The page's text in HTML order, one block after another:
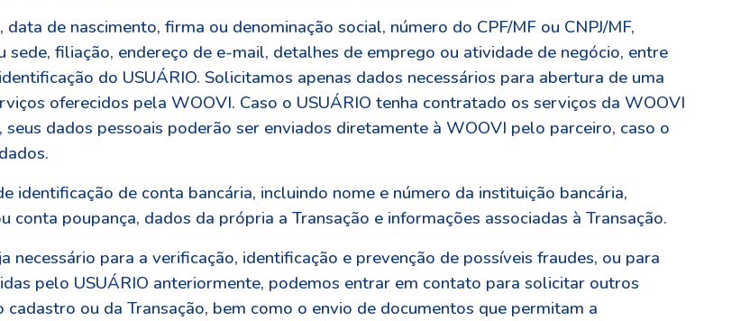
de nascimento, firma ou denominação social, número do CPF/MF ou CNPJ/MF,
sede, filiação, endereço de e-mail, detalhes de emprego ou atividade de negócio, entre
do USUÁRIO. Solicitamos apenas dados necessários para abertura de uma
oferecidos pela WOOVI. Caso o USUÁRIO tenha contratado os serviços da WOOVI
dados pessoais poderão ser enviados diretamente à WOOVI pelo parceiro, caso o
identificação de conta bancária, incluindo nome e número da instituição bancária,
poupança, dados da própria a Transação e informações associadas à Transação.
necessário para a verificação, identificação e prevenção de possíveis fraudes, ou para
pelo USUÁRIO anteriormente, podemos entrar em contato para solicitar outros
ou da Transação, bem como o envio de documentos que permitam a